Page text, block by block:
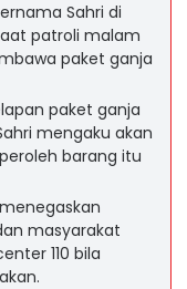
Sahri di
patroli malam
paket ganja
paket ganja
mengaku akan
barang itu
masyarakat
110 bila